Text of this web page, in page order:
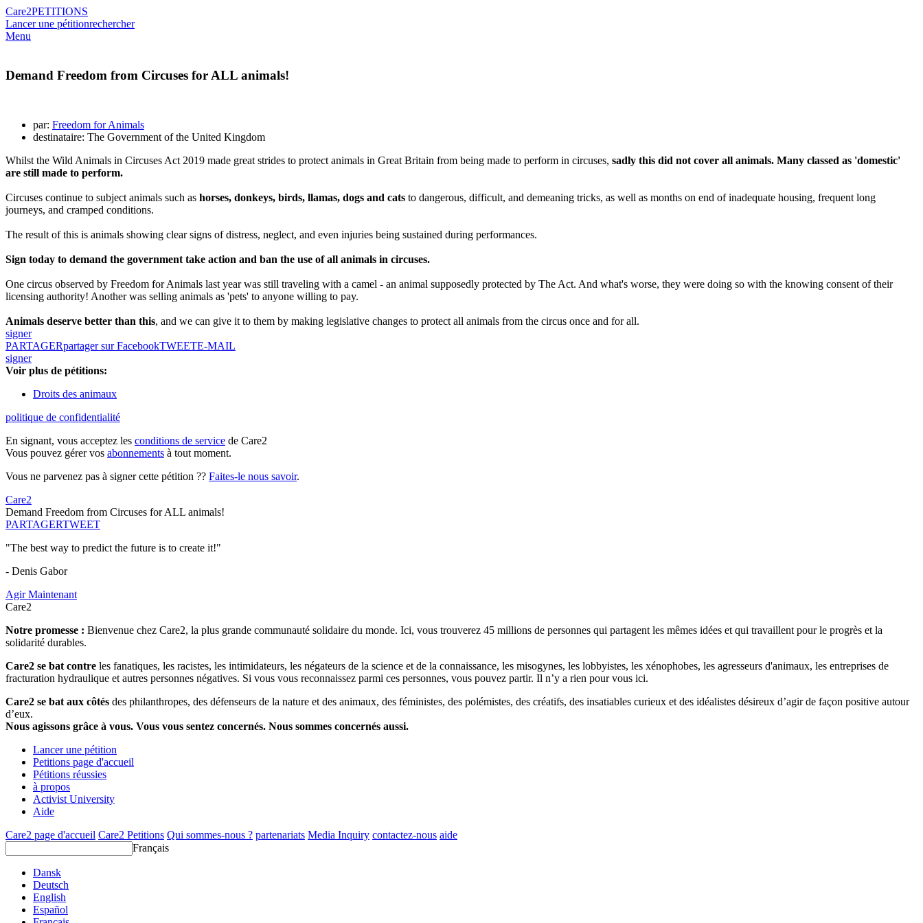
Care2PETITIONS
Lancer une pétitionrechercher
Menu
Demand Freedom from Circuses for ALL animals!
par: Freedom for Animals
destinataire: The Government of the United Kingdom
Whilst the Wild Animals in Circuses Act 2019 made great strides to protect animals in Great Britain from being made to perform in circuses, sadly this did not cover all animals. Many classed as 'domestic'
are still made to perform.
Circuses continue to subject animals such as horses, donkeys, birds, llamas, dogs and cats to dangerous, difficult, and demeaning tricks, as well as months on end of inadequate housing, frequent long
journeys, and cramped conditions.
The result of this is animals showing clear signs of distress, neglect, and even injuries being sustained during performances.
Sign today to demand the government take action and ban the use of all animals in circuses.
One circus observed by Freedom for Animals last year was still traveling with a camel - an animal supposedly protected by The Act. And what's worse, they were doing so with the knowing consent of their
licensing authority! Another was selling animals as 'pets' to anyone willing to pay.
Animals deserve better than this, and we can give it to them by making legislative changes to protect all animals from the circus once and for all.
signer
PARTAGERpartager sur FacebookTWEETE-MAIL
signer
Voir plus de pétitions:
Droits des animaux
politique de confidentialité
En signant, vous acceptez les conditions de service de Care2
Vous pouvez gérer vos abonnements à tout moment.
Vous ne parvenez pas à signer cette pétition ?? Faites-le nous savoir.
Care2
Demand Freedom from Circuses for ALL animals!
PARTAGERTWEET
"The best way to predict the future is to create it!"
- Denis Gabor
Agir Maintenant
Care2
Notre promesse : Bienvenue chez Care2, la plus grande communauté solidaire du monde. Ici, vous trouverez 45 millions de personnes qui partagent les mêmes idées et qui travaillent pour le progrès et la
solidarité durables.
Care2 se bat contre les fanatiques, les racistes, les intimidateurs, les négateurs de la science et de la connaissance, les misogynes, les lobbyistes, les xénophobes, les agresseurs d'animaux, les entreprises de
fracturation hydraulique et autres personnes négatives. Si vous vous reconnaissez parmi ces personnes, vous pouvez partir. Il n’y a rien pour vous ici.
Care2 se bat aux côtés des philanthropes, des défenseurs de la nature et des animaux, des féministes, des polémistes, des créatifs, des insatiables curieux et des idéalistes désireux d’agir de façon positive autour
d’eux.
Nous agissons grâce à vous. Vous vous sentez concernés. Nous sommes concernés aussi.
Lancer une pétition
Petitions page d'accueil
Pétitions réussies
à propos
Activist University
Aide
Care2 page d'accueil Care2 Petitions Qui sommes-nous ? partenariats Media Inquiry contactez-nous aide
Français
Dansk
Deutsch
English
Español